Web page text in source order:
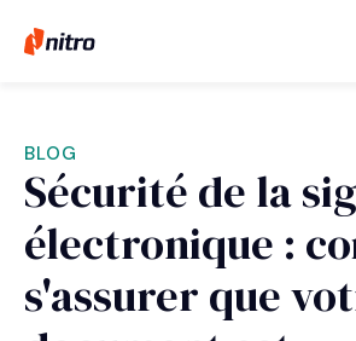
BLOG
Sécurité de la
électronique :
s'assurer que